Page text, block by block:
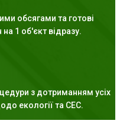
обсягами та готові
1 об'єкт відразу.
з дотриманням усіх
екології та СЕС.